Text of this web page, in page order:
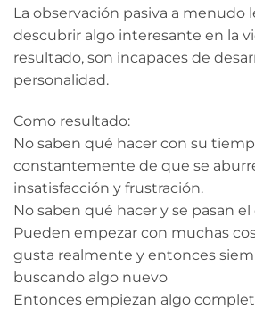
La observación pasiva a menudo
descubrir algo interesante en la
resultado, son incapaces de
personalidad.
Como resultado:
No saben qué hacer con su
constantemente de que se
insatisfacción y frustración.
No saben qué hacer y se pasan
Pueden empezar con muchas
gusta realmente y entonces
buscando algo nuevo
Entonces empiezan algo